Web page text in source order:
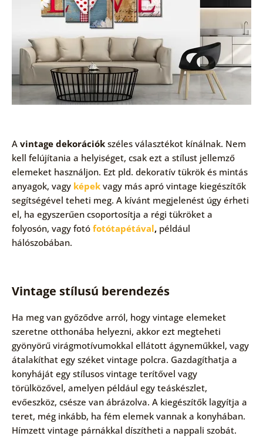
A vintage dekorációkszéles választékot kínálnak. Nem
kell felújítania a helyiséget, csak ezt a stílust jellemző
elemeket használjon. Ezt pld. dekoratív tükrök és mintás
anyagok, vagy képekvagy más apró vintage kiegészítők
segítségével teheti meg. A kívánt megjelenést úgy érheti
el, ha egyszerűen csoportosítja a régi tükröket a
folyosón, vagy fotó fotótapétával,például
hálószobában.
Vintage stílusú berendezés
Ha meg van győződve arról, hogy vintage elemeket
szeretne otthonába helyezni, akkor ezt megteheti
gyönyörű virágmotívumokkal ellátott ágyneműkkel, vagy
átalakíthat egy széket vintage polcra. Gazdagíthatja a
konyháját egy stílusos vintage terítővel vagy
törülközővel, amelyen például egy teáskészlet,
evőeszköz, csésze van ábrázolva. A kiegészítők lagyítja a
teret, még inkább, ha fém elemek vannak a konyhában.
Hímzett vintage párnákkal díszítheti a nappali szobát.